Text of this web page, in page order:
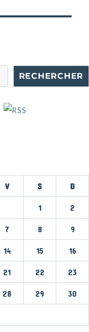
RECHERCHER
V S D
1 2
7 8 9
14 15 16
21 22 23
28 29 30